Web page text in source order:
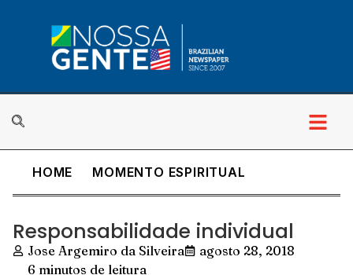
HOME MOMENTO ESPIRITUAL
Responsabilidade individual
Jose Argemiro da Silveira
agosto 28, 2018
6 minutos de leitura